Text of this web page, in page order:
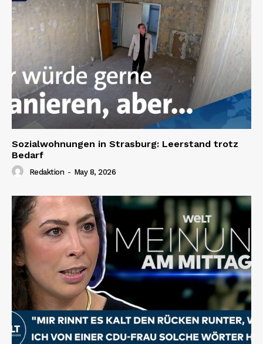
Sozialwohnungen in Strasburg: Leerstand trotz
Bedarf
Redaktion - May 8, 2026